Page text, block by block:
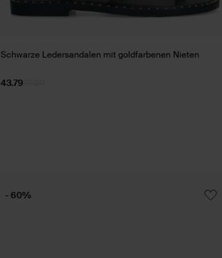
Schwarze Ledersandalen mit goldfarbenen Nieten
43.79
- 60%